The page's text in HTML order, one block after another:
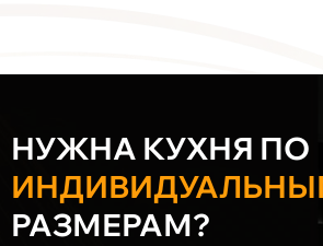
НУЖНА КУХНЯ ПО
РАЗМЕРАМ?